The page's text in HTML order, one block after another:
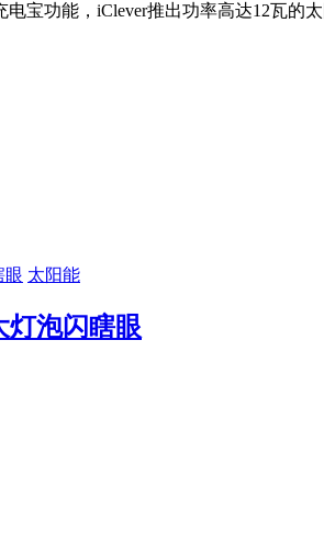
宝功能，iClever推出功率高达12瓦的
太阳能
灯泡闪瞎眼